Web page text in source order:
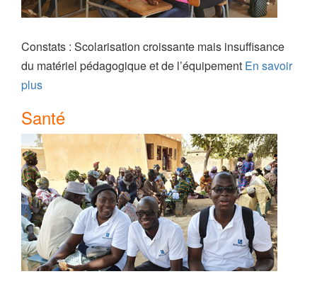
Constats : Scolarisation croissante mais insuffisance
du matériel pédagogique et de l’équipement En savoir
plus
Santé